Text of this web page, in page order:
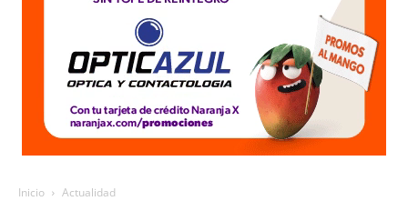
Inicio Actualidad